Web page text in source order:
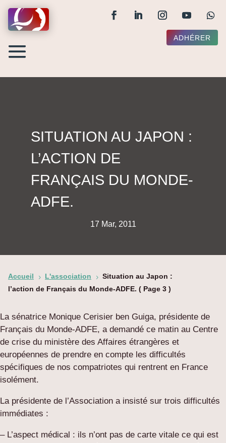
ADHÉRER
SITUATION AU JAPON :
L’ACTION DE
FRANÇAIS DU MONDE-
ADFE.
17 Mar, 2011
Accueil 5 L'association 5 Situation au Japon :
l’action de Français du Monde-ADFE. ( Page 3 )
La sénatrice Monique Cerisier ben Guiga, présidente de
Français du Monde-ADFE, a demandé ce matin au Centre
de crise du ministère des Affaires étrangères et
européennes de prendre en compte les difficultés
spécifiques de nos compatriotes qui rentrent en France
isolément.
La présidente de l’Association a insisté sur trois difficultés
immédiates :
– L’aspect médical : ils n’ont pas de carte vitale ce qui est